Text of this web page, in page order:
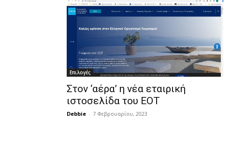
Επιλογές
Στον ‘αέρα’ η νέα εταιρική
ιστοσελίδα του ΕΟΤ
Debbie - 7 Φεβρουαρίου, 2023